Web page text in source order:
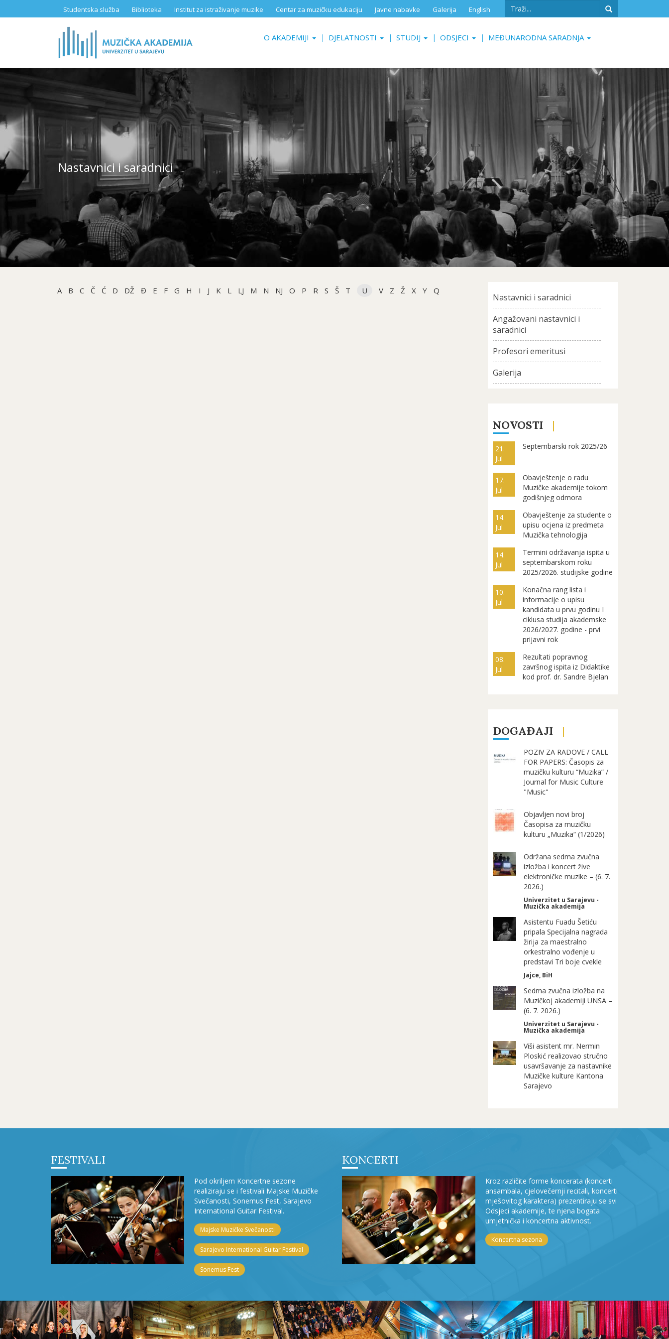
Studentska služba Biblioteka Institut za istraživanje muzike Centar za muzičku edukaciju Javne nabavke Galerija English
Search
O AKADEMIJI DJELATNOSTI STUDIJ ODSJECI MEĐUNARODNA SARADNJA
Nastavnici i saradnici
A B C Č Ć D DŽ Đ E F G H I J K L LJ M N NJ O P R S Š T U V Z Ž X Y Q
Nastavnici i saradnici
Angažovani nastavnici i
saradnici
Profesori emeritusi
Galerija
NOVOSTI
21.
Jul
Septembarski rok 2025/26
17.
Jul
Obavještenje o radu
Muzičke akademije tokom
godišnjeg odmora
14.
Jul
Obavještenje za studente o
upisu ocjena iz predmeta
Muzička tehnologija
14.
Jul
Termini održavanja ispita u
septembarskom roku
2025/2026. studijske godine
10.
Jul
Konačna rang lista i
informacije o upisu
kandidata u prvu godinu I
ciklusa studija akademske
2026/2027. godine - prvi
prijavni rok
08.
Jul
Rezultati popravnog
završnog ispita iz Didaktike
kod prof. dr. Sandre Bjelan
DOGAĐAJI
POZIV ZA RADOVE / CALL
FOR PAPERS: Časopis za
muzičku kulturu “Muzika” /
Journal for Music Culture
"Music"
Objavljen novi broj
Časopisa za muzičku
kulturu „Muzika“ (1/2026)
Održana sedma zvučna
izložba i koncert žive
elektroničke muzike – (6. 7.
2026.)
Univerzitet u Sarajevu -
Muzička akademija
Asistentu Fuadu Šetiću
pripala Specijalna nagrada
žirija za maestralno
orkestralno vođenje u
predstavi Tri boje cvekle
Jajce, BiH
Sedma zvučna izložba na
Muzičkoj akademiji UNSA –
(6. 7. 2026.)
Univerzitet u Sarajevu -
Muzička akademija
Viši asistent mr. Nermin
Ploskić realizovao stručno
usavršavanje za nastavnike
Muzičke kulture Kantona
Sarajevo
FESTIVALI
Pod okriljem Koncertne sezone
realiziraju se i festivali Majske Muzičke
Svečanosti, Sonemus Fest, Sarajevo
International Guitar Festival.
Majske Muzičke Svečanosti
Sarajevo International Guitar Festival
Sonemus Fest
KONCERTI
Kroz različite forme koncerata (koncerti
ansambala, cjelovečernji recitali, koncerti
mješovitog karaktera) prezentiraju se svi
Odsjeci akademije, te njena bogata
umjetnička i koncertna aktivnost.
Koncertna sezona